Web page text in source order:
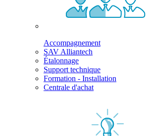
Accompagnement
SAV Alliantech
Étalonnage
Support technique
Formation - Installation
Centrale d'achat